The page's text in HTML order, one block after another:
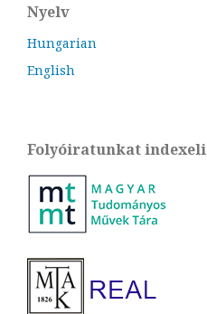
Nyelv
Hungarian
English
Folyóiratunkat indexeli